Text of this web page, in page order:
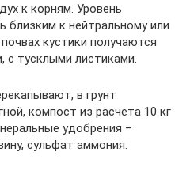
к корням. Уровень
к нейтральному или
кустики получаются
с тусклыми листиками.
в грунт
компост из расчета 10 кг
удобрения –
сульфат аммония.